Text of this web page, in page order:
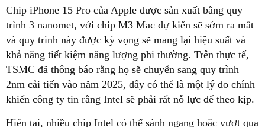
trình 3 nanomet, với chip M3 Mac dự kiến sẽ sớm ra mắt
và quy trình này được kỳ vọng sẽ mang lại hiệu suất và
khả năng tiết kiệm năng lượng phi thường. Trên thực tế,
TSMC đã thông báo rằng họ sẽ chuyển sang quy trình
2nm cải tiến vào năm 2025, đây có thể là một lý do chính